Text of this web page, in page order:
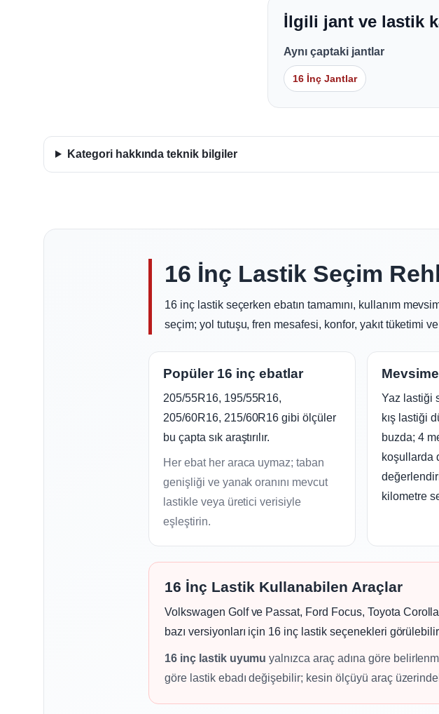
İlgili jant ve lastik
Aynı çaptaki jantlar
16 İnç Jantlar
Kategori hakkında teknik bilgiler
16 İnç Lastik Seçim
16 inç lastik seçerken ebatın tamamını, kullanım
seçim; yol tutuşu, fren mesafesi, konfor, yakıt tüketimi
Popüler 16 inç ebatlar
205/55R16, 195/55R16,
205/60R16, 215/60R16 gibi ölçüler
bu çapta sık araştırılır.
Her ebat her araca uymaz; taban
genişliği ve yanak oranını mevcut
lastikle veya üretici verisiyle
eşleştirin.
Yaz lastiği
kış lastiği
buzda; 4
koşullarda
kilometre
16 İnç Lastik Kullanabilen Araçlar
Volkswagen Golf ve Passat, Ford Focus, Toyota
bazı versiyonları için 16 inç lastik seçenekleri
16 inç lastik uyumu yalnızca araç adına göre
göre lastik ebadı değişebilir; kesin ölçüyü araç